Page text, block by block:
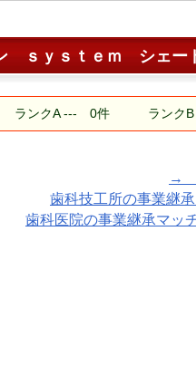
ｓｙｓｔｅｍ シェー
ランクA --- 0件 ラン
→
歯科技工所の事業継
歯科医院の事業継承マッ